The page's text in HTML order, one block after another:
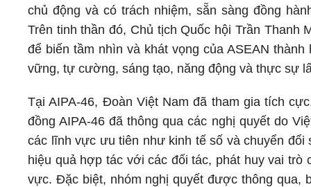
chủ động và có trách nhiệm, sẵn sàng đồng
Trên tinh thần đó, Chủ tịch Quốc hội Trần Thanh
để biến tầm nhìn và khát vọng của ASEAN
vững, tự cường, sáng tạo, năng động và thực sự
Tại AIPA-46, Đoàn Việt Nam đã tham gia tích
đồng AIPA-46 đã thông qua các nghị quyết do
các lĩnh vực ưu tiên như kinh tế số và chuyển
hiệu quả hợp tác với các đối tác, phát huy vai
vực. Đặc biệt, nhóm nghị quyết được thông qua,